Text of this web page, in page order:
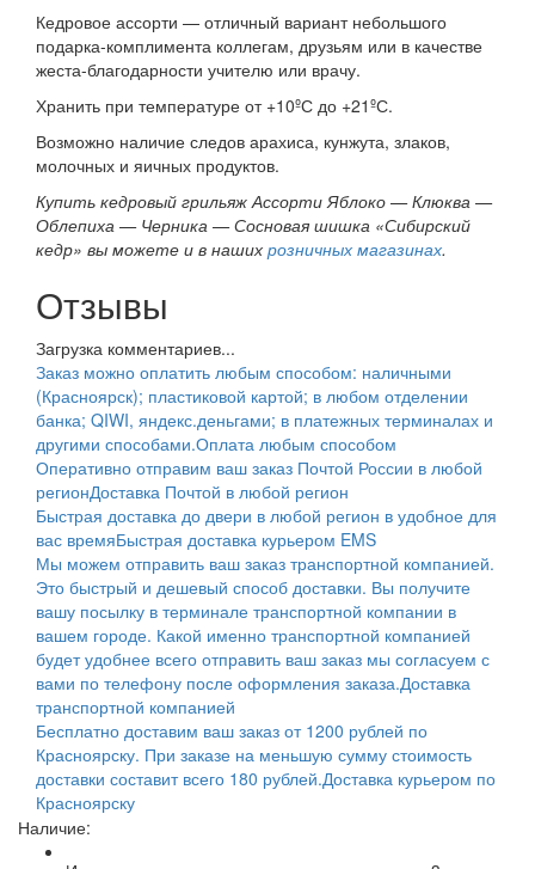
Кедровое ассорти — отличный вариант небольшого
подарка-комплимента коллегам, друзьям или в качестве
жеста-благодарности учителю или врачу.
Хранить при температуре от +10ºС до +21ºС.
Возможно наличие следов арахиса, кунжута, злаков,
молочных и яичных продуктов.
Купить кедровый грильяж Ассорти Яблоко — Клюква —
Облепиха — Черника — Сосновая шишка «Сибирский
кедр» вы можете и в наших розничных магазинах.
Отзывы
Загрузка комментариев...
Заказ можно оплатить любым способом: наличными
(Красноярск); пластиковой картой; в любом отделении
банка; QIWI, яндекс.деньгами; в платежных терминалах и
другими способами.Оплата любым способом
Оперативно отправим ваш заказ Почтой России в любой
регионДоставка Почтой в любой регион
Быстрая доставка до двери в любой регион в удобное для
вас времяБыстрая доставка курьером EMS
Мы можем отправить ваш заказ транспортной компанией.
Это быстрый и дешевый способ доставки. Вы получите
вашу посылку в терминале транспортной компании в
вашем городе. Какой именно транспортной компанией
будет удобнее всего отправить ваш заказ мы согласуем с
вами по телефону после оформления заказа.Доставка
транспортной компанией
Бесплатно доставим ваш заказ от 1200 рублей по
Красноярску. При заказе на меньшую сумму стоимость
доставки составит всего 180 рублей.Доставка курьером по
Красноярску
Наличие: